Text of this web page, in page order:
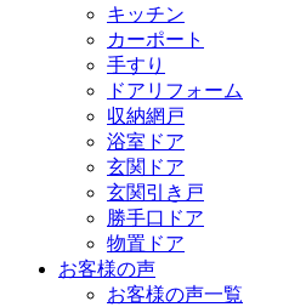
キッチン
カーポート
手すり
ドアリフォーム
収納網戸
浴室ドア
玄関ドア
玄関引き戸
勝手口ドア
物置ドア
お客様の声
お客様の声一覧